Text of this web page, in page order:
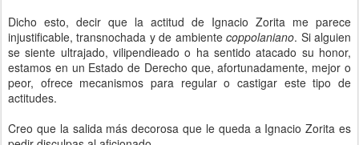
Dicho esto, decir que la actitud de Ignacio Zorita me parece
injustificable, transnochada y de ambientecoppolaniano. Si alguien
se siente ultrajado, vilipendieado o ha sentido atacado su honor,
estamos en un Estado de Derecho que, afortunadamente, mejor o
peor, ofrece mecanismos para regular o castigar este tipo de
actitudes.
Creo que la salida más decorosa que le queda a Ignacio Zorita es